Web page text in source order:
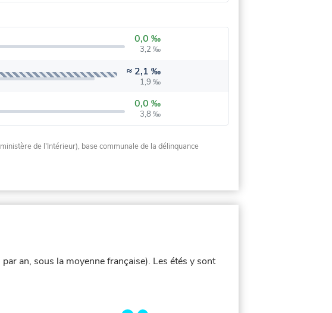
0,0 ‰
3,2 ‰
≈ 2,1 ‰
1,9 ‰
0,0 ‰
3,8 ‰
de l'Intérieur), base communale de la délinquance
an, sous la moyenne française). Les étés y sont